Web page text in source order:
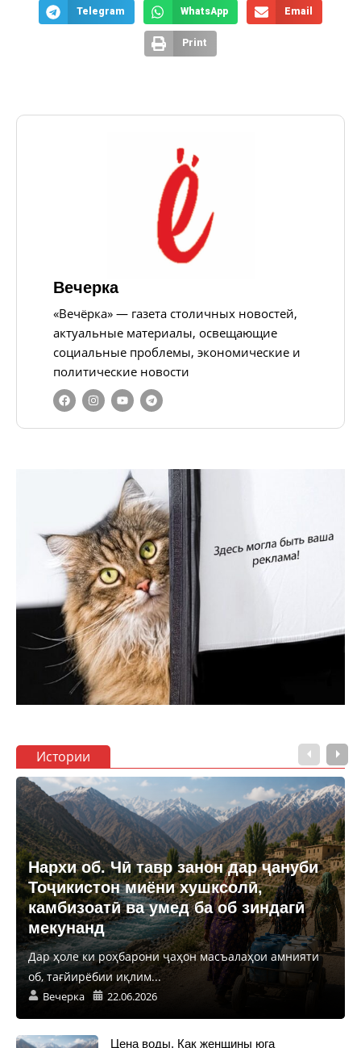
Telegram WhatsApp Email
Print
Вечерка
«Вечёрка» — газета столичных новостей,
актуальные материалы, освещающие
социальные проблемы, экономические и
политические новости
Истории
Нархи об. Чӣ тавр занон дар ҷануби
Тоҷикистон миёни хушксолӣ,
камбизоатӣ ва умед ба об зиндагӣ
мекунанд
Дар ҳоле ки роҳбарони ҷаҳон масъалаҳои амнияти
об, тағйирёбии иқлим...
Вечерка 22.06.2026
Цена воды. Как женщины юга